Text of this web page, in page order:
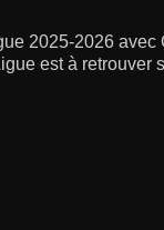
2025-2026 avec
est à retrouver